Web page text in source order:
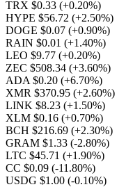
TRX $0.33 (+0.20%)
HYPE $56.72 (+2.50%)
DOGE $0.07 (+0.90%)
RAIN $0.01 (+1.40%)
LEO $9.77 (+0.20%)
ZEC $508.34 (+3.60%)
ADA $0.20 (+6.70%)
XMR $370.95 (+2.60%)
LINK $8.23 (+1.50%)
XLM $0.16 (+0.70%)
BCH $216.69 (+2.30%)
GRAM $1.33 (-2.80%)
LTC $45.71 (+1.90%)
CC $0.09 (-11.80%)
USDG $1.00 (-0.10%)